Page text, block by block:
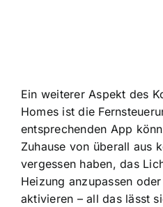
Ein weiterer Aspekt des
Homes ist die
entsprechenden App
Zuhause von überall aus
vergessen haben, das
Heizung anzupassen
aktivieren – all das lässt